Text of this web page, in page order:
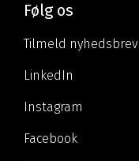
Følg os
Tilmeld nyhedsbrev
LinkedIn
Instagram
Facebook